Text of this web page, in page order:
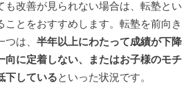
も改善が見られない場合は、転塾とい
ことをおすすめします。転塾を前向き
は、 半年以上にわたって成績が下降
向に定着しない、またはお子様のモチ
下している といった状況です。